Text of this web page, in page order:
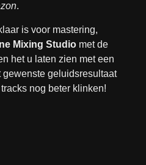
.
is voor mastering,
Mixing Studio met de
het u laten zien met een
gewenste geluidsresultaat
nog beter klinken!